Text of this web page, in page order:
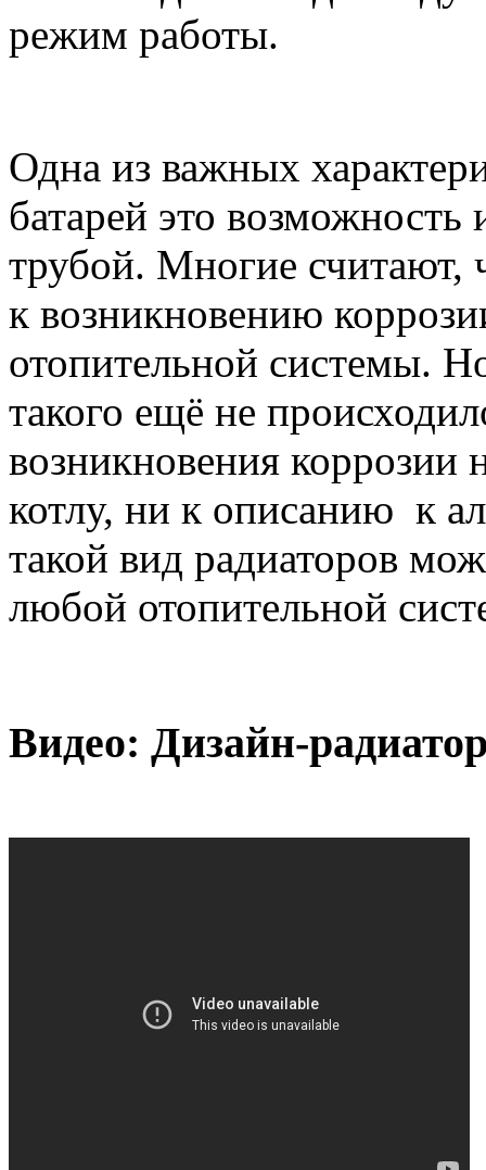
режим работы.
Одна из важных
батарей это
трубой. Многие считают,
к возникновению
отопительной системы.
такого ещё не
возникновения коррозии
котлу, ни к описанию к
такой вид радиаторов
любой отопительной
Видео: Дизайн-